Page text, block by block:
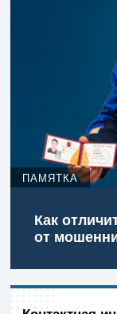
ПАМЯТКА
Как
от